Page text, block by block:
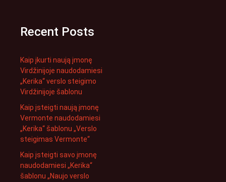
Recent Posts
Kaip įkurti naują įmonę
Virdžinijoje naudodamiesi
„Kerika“ verslo steigimo
Virdžinijoje šablonu
Kaip įsteigti naują įmonę
Vermonte naudodamiesi
„Kerika“ šablonu „Verslo
steigimas Vermonte“
Kaip įsteigti savo įmonę
naudodamiesi „Kerika“
šablonu „Naujo verslo